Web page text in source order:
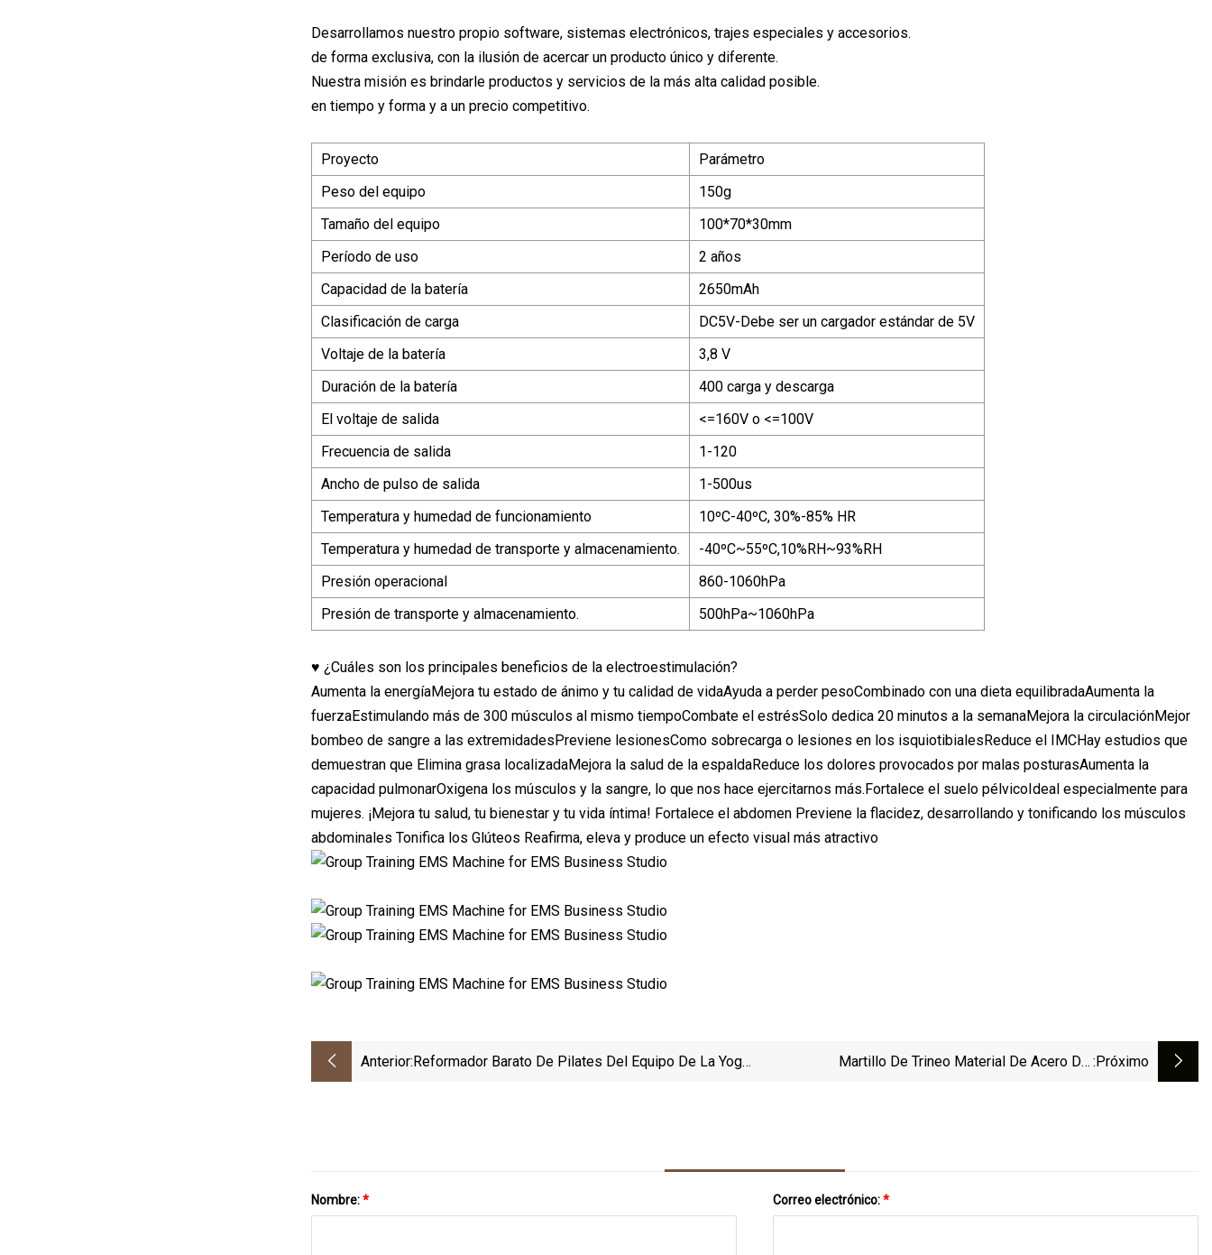
Desarrollamos nuestro propio software, sistemas electrónicos, trajes especiales y accesorios.
de forma exclusiva, con la ilusión de acercar un producto único y diferente.
Nuestra misión es brindarle productos y servicios de la más alta calidad posible.
en tiempo y forma y a un precio competitivo.
Proyecto
Parámetro
Peso del equipo
150g
Tamaño del equipo
100*70*30mm
Período de uso
2 años
Capacidad de la batería
2650mAh
Clasificación de carga
DC5V-Debe ser un cargador estándar de 5V
Voltaje de la batería
3,8 V
Duración de la batería
400 carga y descarga
El voltaje de salida
<=160V o <=100V
Frecuencia de salida
1-120
Ancho de pulso de salida
1-500us
Temperatura y humedad de funcionamiento
10ºC-40ºC, 30%-85% HR
Temperatura y humedad de transporte y almacenamiento.
-40ºC~55ºC,10%RH~93%RH
Presión operacional
860-1060hPa
Presión de transporte y almacenamiento.
500hPa~1060hPa
♥ ¿Cuáles son los principales beneficios de la electroestimulación?
Aumenta la energíaMejora tu estado de ánimo y tu calidad de vidaAyuda a perder pesoCombinado con una dieta equilibradaAumenta la
fuerzaEstimulando más de 300 músculos al mismo tiempoCombate el estrésSolo dedica 20 minutos a la semanaMejora la circulaciónMejor
bombeo de sangre a las extremidadesPreviene lesionesComo sobrecarga o lesiones en los isquiotibialesReduce el IMCHay estudios que
demuestran que Elimina grasa localizadaMejora la salud de la espaldaReduce los dolores provocados por malas posturasAumenta la
capacidad pulmonarOxigena los músculos y la sangre, lo que nos hace ejercitarnos más.Fortalece el suelo pélvicoIdeal especialmente para
mujeres. ¡Mejora tu salud, tu bienestar y tu vida íntima! Fortalece el abdomen Previene la flacidez, desarrollando y tonificando los músculos
abdominales Tonifica los Glúteos Reafirma, eleva y produce un efecto visual más atractivo
Anterior:Reformador Barato De Pilates Del Equipo De La Yoga
Martillo De Trineo Material De Acero Del :próximo
Nombre:* Correo electrónico:*